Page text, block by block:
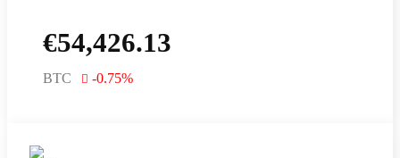
€54,426.13
BTC -0.75%